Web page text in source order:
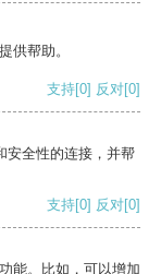
供帮助。
支持[0] 反对[0]
安全性的连接，并帮
支持[0] 反对[0]
能。比如，可以增加